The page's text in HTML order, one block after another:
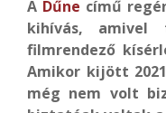
A Dűne című
kihívás,
filmrendező
Amikor kijött
még nem volt